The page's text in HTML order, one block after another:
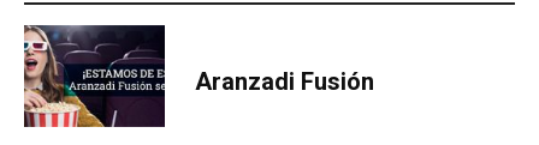
Aranzadi Fusión